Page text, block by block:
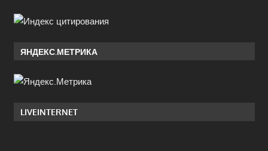
ЯНДЕКС.МЕТРИКА
LIVEINTERNET